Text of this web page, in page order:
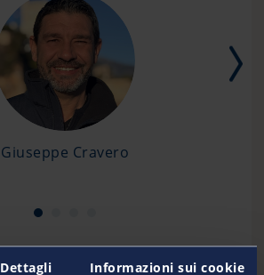
Dettagli Informazioni sui cookie
Giuseppe Cravero